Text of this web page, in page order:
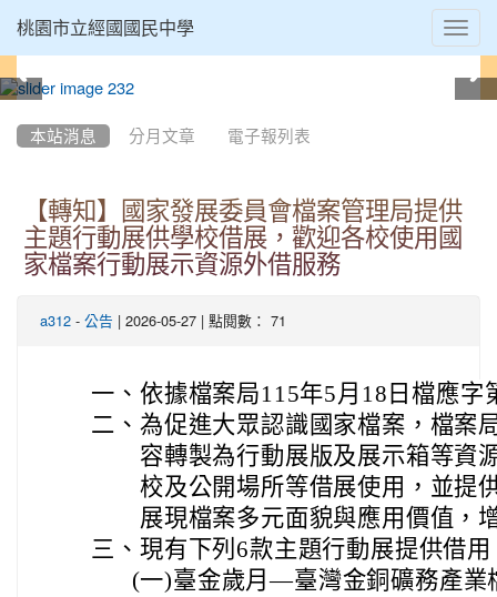
桃園市立經國國民中學
本站消息 分月文章 電子報列表
【轉知】國家發展委員會檔案管理局提供
主題行動展供學校借展，歡迎各校使用國
家檔案行動展示資源外借服務
a312 - 公告 | 2026-05-27 | 點閱數： 71
一、 依據檔案局115年5月18日檔應字
二、 為促進大眾認識國家檔案，檔案
容轉製為行動展版及展示箱等資
校及公開場所等借展使用，並提
展現檔案多元面貌與應用價值，
三、 現有下列6款主題行動展提供借用
(一)臺金歲月—臺灣金銅礦務產業